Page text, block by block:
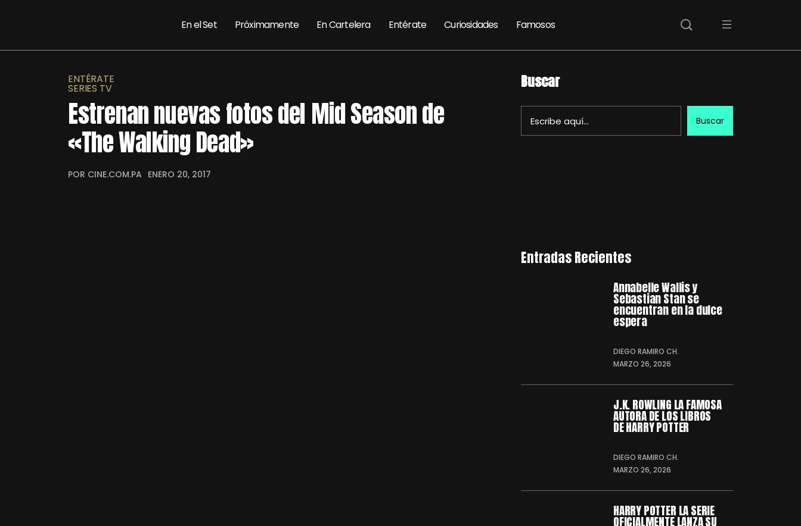
En el Set Próximamente En Cartelera Entérate Curiosidades Famosos
ENTÉRATE
SERIES TV
Estrenan nuevas fotos del Mid Season de
«The Walking Dead»
POR CINE.COM.PA ENERO 20, 2017
Buscar
Buscar
Entradas Recientes
Annabelle Wallis y
Sebastian Stan se
encuentran en la dulce
espera
DIEGO RAMIRO CH.
MARZO 26, 2026
J.K. ROWLING LA FAMOSA
AUTORA DE LOS LIBROS
DE HARRY POTTER
DIEGO RAMIRO CH.
MARZO 26, 2026
HARRY POTTER LA SERIE
OFICIALMENTE LANZA SU